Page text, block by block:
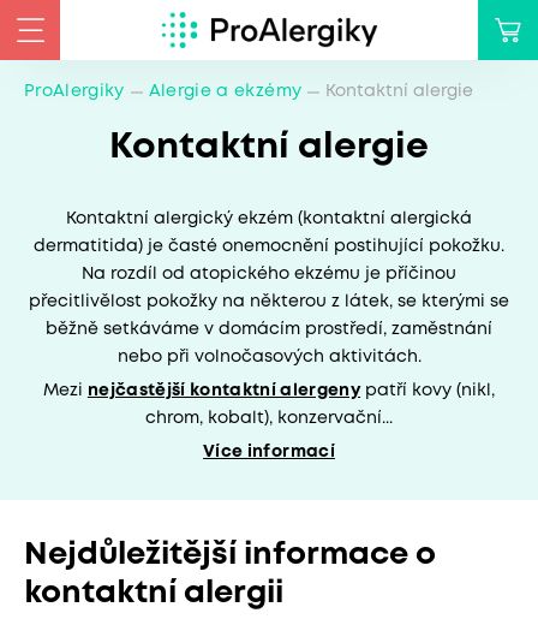
ProAlergiky Alergie a ekzémy Kontaktní alergie
Kontaktní alergie
Kontaktní alergický ekzém (kontaktní alergická
dermatitida) je časté onemocnění postihující pokožku.
Na rozdíl od atopického ekzému je příčinou
přecitlivělost pokožky na některou z látek, se kterými se
běžně setkáváme v domácím prostředí, zaměstnání
nebo při volnočasových aktivitách.
Mezi nejčastější kontaktní alergenypatří kovy (nikl,
chrom, kobalt), konzervační...
Více informací
Nejdůležitější informace o
kontaktní alergii